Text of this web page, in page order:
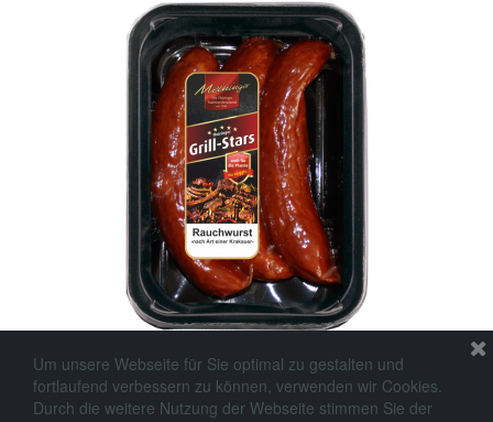
Um unsere Webseite für Sie optimal zu gestalten und
fortlaufend verbessern zu können, verwenden wir Cookies.
Durch die weitere Nutzung der Webseite stimmen Sie der